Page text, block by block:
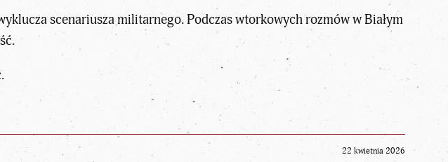
scenariusza militarnego. Podczas wtorkowych rozmów w Białym
22 kwietnia 2026